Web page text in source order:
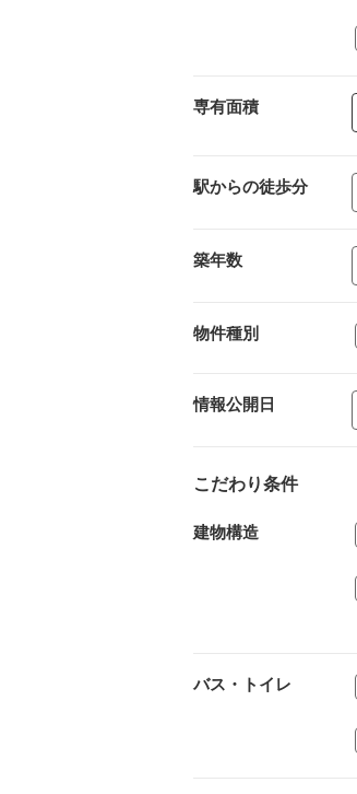
専有面積
駅からの徒歩分
築年数
物件種別
情報公開日
こだわり条件
建物構造
バス・トイレ